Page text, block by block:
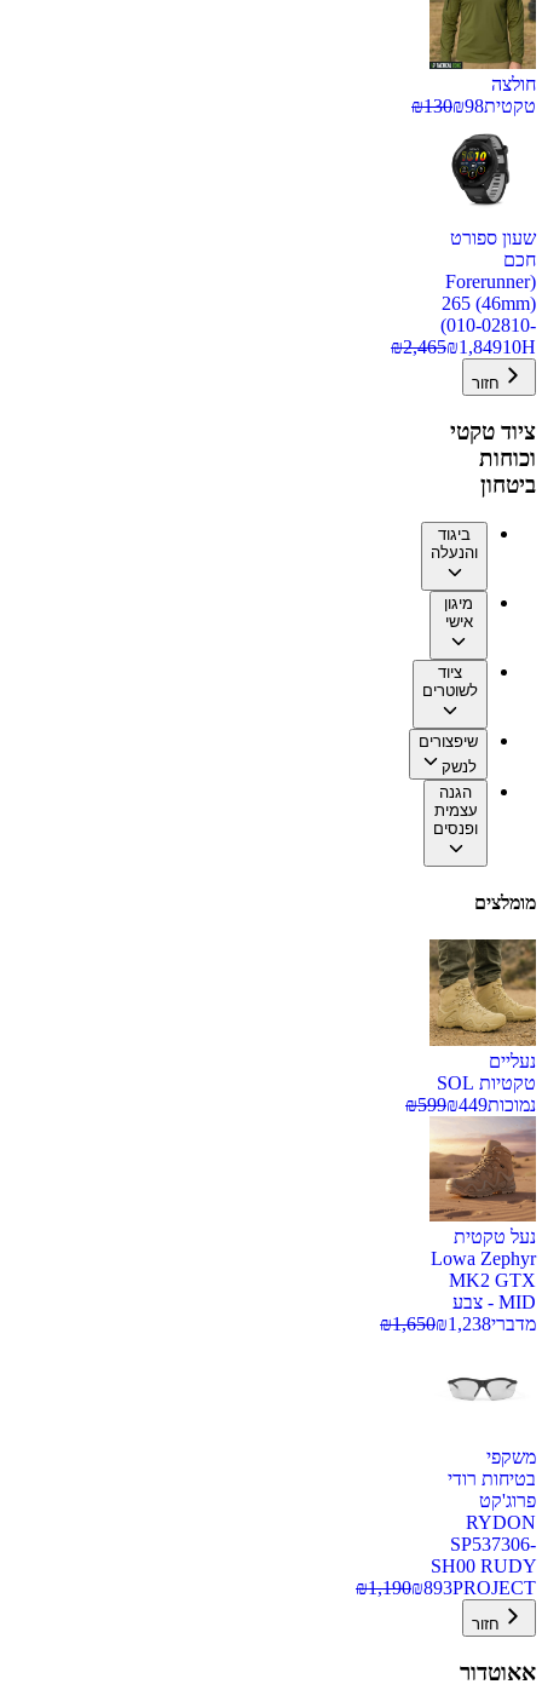
חולצה
טקטית
₪98
₪130
שעון ספורט
חכם
(Forerunner
265 (46mm)
(010-02810-
10H
₪1,849
₪2,465
חזור
ציוד טקטי
וכוחות
ביטחון
ביגוד
והנעלה
מיגון
אישי
ציוד
לשוטרים
שיפצורים
לנשק
הגנה
עצמית
ופנסים
מומלצים
נעליים
טקטיות SOL
נמוכות
₪449
₪599
נעל טקטית
Lowa Zephyr
MK2 GTX
MID - צבע
מדברי
₪1,238
₪1,650
משקפי
בטיחות רודי
פרוג'קט
RYDON
SP537306-
SH00 RUDY
PROJECT
₪893
₪1,190
חזור
אאוטדור